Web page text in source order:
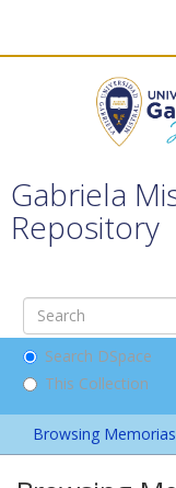
Gabriela
Repository
Search DSpace
This Collection
Browsing